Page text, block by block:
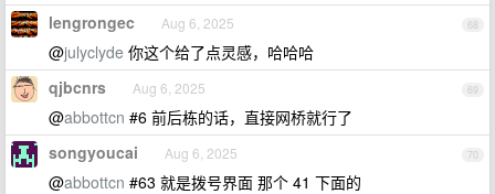
68
lengrongec Aug 6, 2025
@julyclyde 你这个给了点灵感，哈哈哈
69
qjbcnrs Aug 6, 2025
@abbottcn #6 前后栋的话，直接网桥就行了
70
songyoucai Aug 6, 2025
@abbottcn #63 就是拨号界面 那个 41 下面的